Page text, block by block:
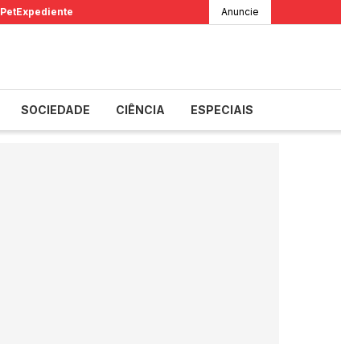
PetExpediente Anuncie
SOCIEDADE CIÊNCIA ESPECIAIS